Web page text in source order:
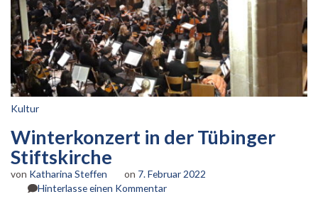
Kultur
Winterkonzert in der Tübinger
Stiftskirche
von Katharina Steffen on 7. Februar 2022
Hinterlasse einen Kommentarzu